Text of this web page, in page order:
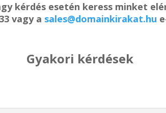
kérdés esetén keress minket
vagy a sales@domainkirakat.hu
Gyakori kérdések